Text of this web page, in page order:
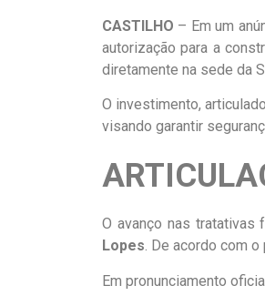
CASTILHO – Em um
autorização para a
diretamente na sede da
O investimento,
visando garantir
O avanço nas
Lopes. De acordo com o
Em pronunciamento